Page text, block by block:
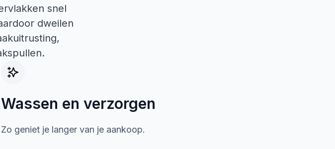
snel
dweilen
Wassen en verzorgen
Zo geniet je langer van je aankoop.